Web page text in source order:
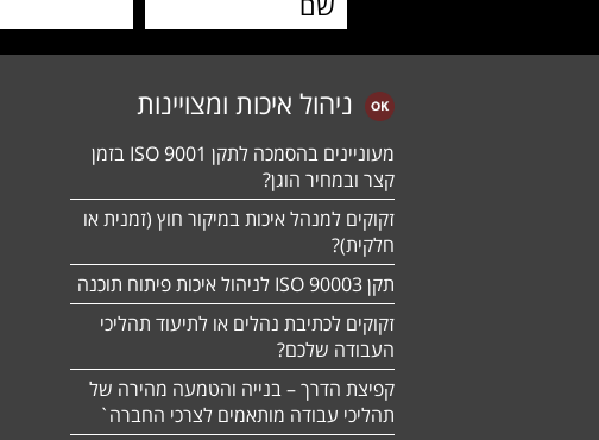
ניהול איכות ומצויינות
מעוניינים בהסמכה לתקן ISO 9001 בזמן
קצר ובמחיר הוגן?
זקוקים למנהל איכות במיקור חוץ (זמנית או
חלקית)?
תקן ISO 90003 לניהול איכות פיתוח תוכנה
זקוקים לכתיבת נהלים או לתיעוד תהליכי
העבודה שלכם?
קפיצת הדרך – בנייה והטמעה מהירה של
תהליכי עבודה מותאמים לצרכי החברה`